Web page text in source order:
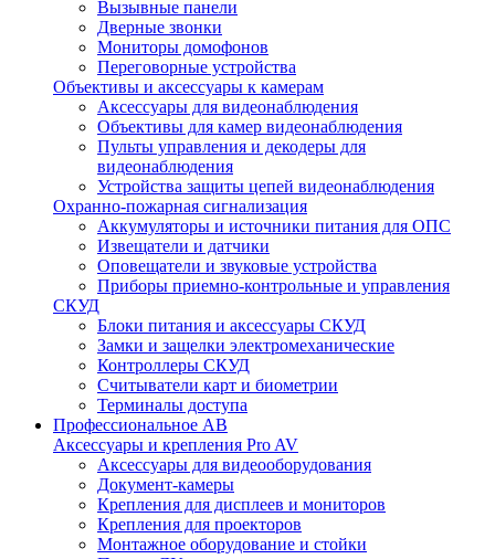
Вызывные панели
Дверные звонки
Мониторы домофонов
Переговорные устройства
Объективы и аксессуары к камерам
Аксессуары для видеонаблюдения
Объективы для камер видеонаблюдения
Пульты управления и декодеры для
видеонаблюдения
Устройства защиты цепей видеонаблюдения
Охранно-пожарная сигнализация
Аккумуляторы и источники питания для ОПС
Извещатели и датчики
Оповещатели и звуковые устройства
Приборы приемно-контрольные и управления
СКУД
Блоки питания и аксессуары СКУД
Замки и защелки электромеханические
Контроллеры СКУД
Считыватели карт и биометрии
Терминалы доступа
Профессиональное АВ
Аксессуары и крепления Pro AV
Аксессуары для видеооборудования
Документ-камеры
Крепления для дисплеев и мониторов
Крепления для проекторов
Монтажное оборудование и стойки